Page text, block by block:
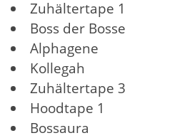
Zuhältertape 1
Boss der Bosse
Alphagene
Kollegah
Zuhältertape 3
Hoodtape 1
Bossaura